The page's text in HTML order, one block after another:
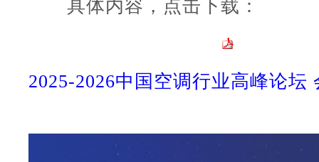
具体内容，点击下载：
2025-2026中国空调行业高峰论坛